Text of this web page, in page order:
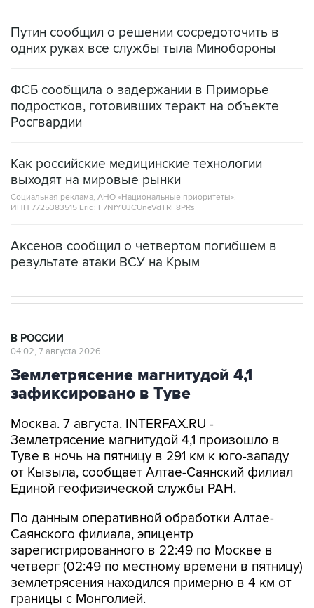
Путин сообщил о решении сосредоточить в
одних руках все службы тыла Минобороны
ФСБ сообщила о задержании в Приморье
подростков, готовивших теракт на объекте
Росгвардии
Как российские медицинские технологии
выходят на мировые рынки
Социальная реклама, АНО «Национальные приоритеты».
ИНН 7725383515 Erid: F7NfYUJCUneVdTRF8PRs
Аксенов сообщил о четвертом погибшем в
результате атаки ВСУ на Крым
В РОССИИ
04:02, 7 августа 2026
Землетрясение магнитудой 4,1
зафиксировано в Туве
Москва. 7 августа. INTERFAX.RU -
Землетрясение магнитудой 4,1 произошло в
Туве в ночь на пятницу в 291 км к юго-западу
от Кызыла, сообщает Алтае-Саянский филиал
Единой геофизической службы РАН.
По данным оперативной обработки Алтае-
Саянского филиала, эпицентр
зарегистрированного в 22:49 по Москве в
четверг (02:49 по местному времени в пятницу)
землетрясения находился примерно в 4 км от
границы с Монголией.